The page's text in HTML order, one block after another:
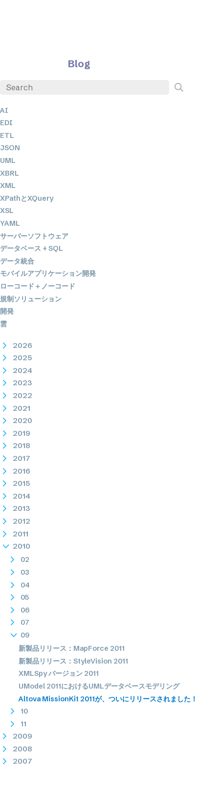
Blog
AI
EDI
ETL
JSON
UML
XBRL
XML
XPathとXQuery
XSL
YAML
サーバーソフトウェア
データベース + SQL
データ統合
モバイルアプリケーション開発
ローコード＋ノーコード
規制ソリューション
開発
雲
2026
2025
2024
2023
2022
2021
2020
2019
2018
2017
2016
2015
2014
2013
2012
2011
2010
02
03
04
05
06
07
09
新製品リリース：MapForce 2011
新製品リリース：StyleVision 2011
XMLSpy バージョン 2011
UModel 2011におけるUMLデータベースモデリング
Altova MissionKit 2011が、ついにリリースされました！
10
11
2009
2008
2007